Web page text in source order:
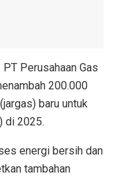
PT Perusahaan Gas
200.000
baru untuk
di 2025.
energi bersih dan
tambahan